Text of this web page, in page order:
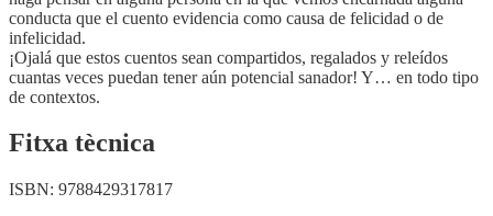
conducta que el cuento evidencia como causa de felicidad o de
infelicidad.
¡Ojalá que estos cuentos sean compartidos, regalados y releídos
cuantas veces puedan tener aún potencial sanador! Y… en todo tipo
de contextos.
Fitxa tècnica
ISBN: 9788429317817